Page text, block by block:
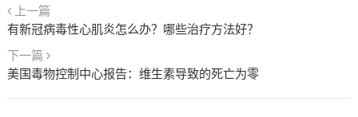
上一篇
有新冠病毒性心肌炎怎么办？哪些治疗方法好？
下一篇
美国毒物控制中心报告：维生素导致的死亡为零